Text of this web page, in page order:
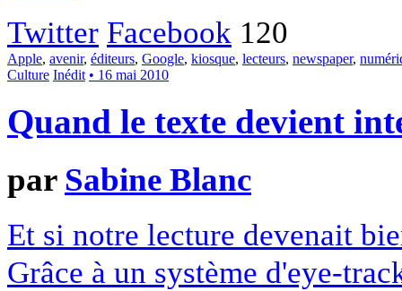
Twitter Facebook 120
Apple, avenir, éditeurs, Google, kiosque, lecteurs, newspaper,
Culture Inédit • 16 mai 2010
Quand le texte devient
par Sabine Blanc
Et si notre lecture devenait
Grâce à un système d'eye-